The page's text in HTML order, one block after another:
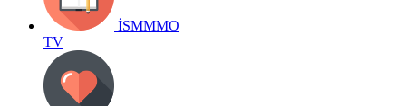
İSMMMO
TV